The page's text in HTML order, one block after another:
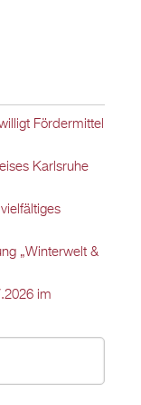
Fördermittel
Karlsruhe
„Winterwelt &
im